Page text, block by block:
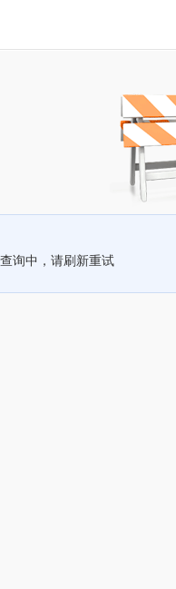
询中，请刷新重试